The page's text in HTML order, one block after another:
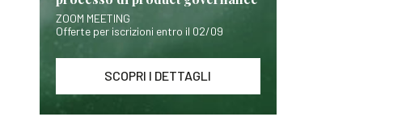
ZOOM MEETING
Offerte per iscrizioni entro il 02/09
SCOPRI I DETTAGLI